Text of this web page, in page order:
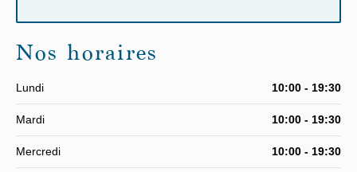
Nos horaires
Lundi 10:00 - 19:30
Mardi 10:00 - 19:30
Mercredi 10:00 - 19:30